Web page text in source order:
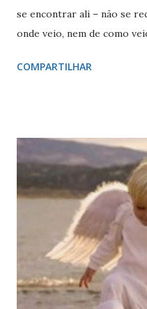
se encontrar ali – não se
onde veio, nem de como
que passavam por ali, uma
para sair daquela situação,
agradeceu e se
inventou na hora. Durante
aquele homem era um
Casa. Chegando lá, foi
os horários e onde ficavam
ele precisaria para
começou a trabalhar,
externo que estavam em p...
COMPARTILHAR